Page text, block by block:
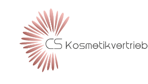
Hauptinhalt springen
Zur Suche springen
Zur Hauptnavigation springen